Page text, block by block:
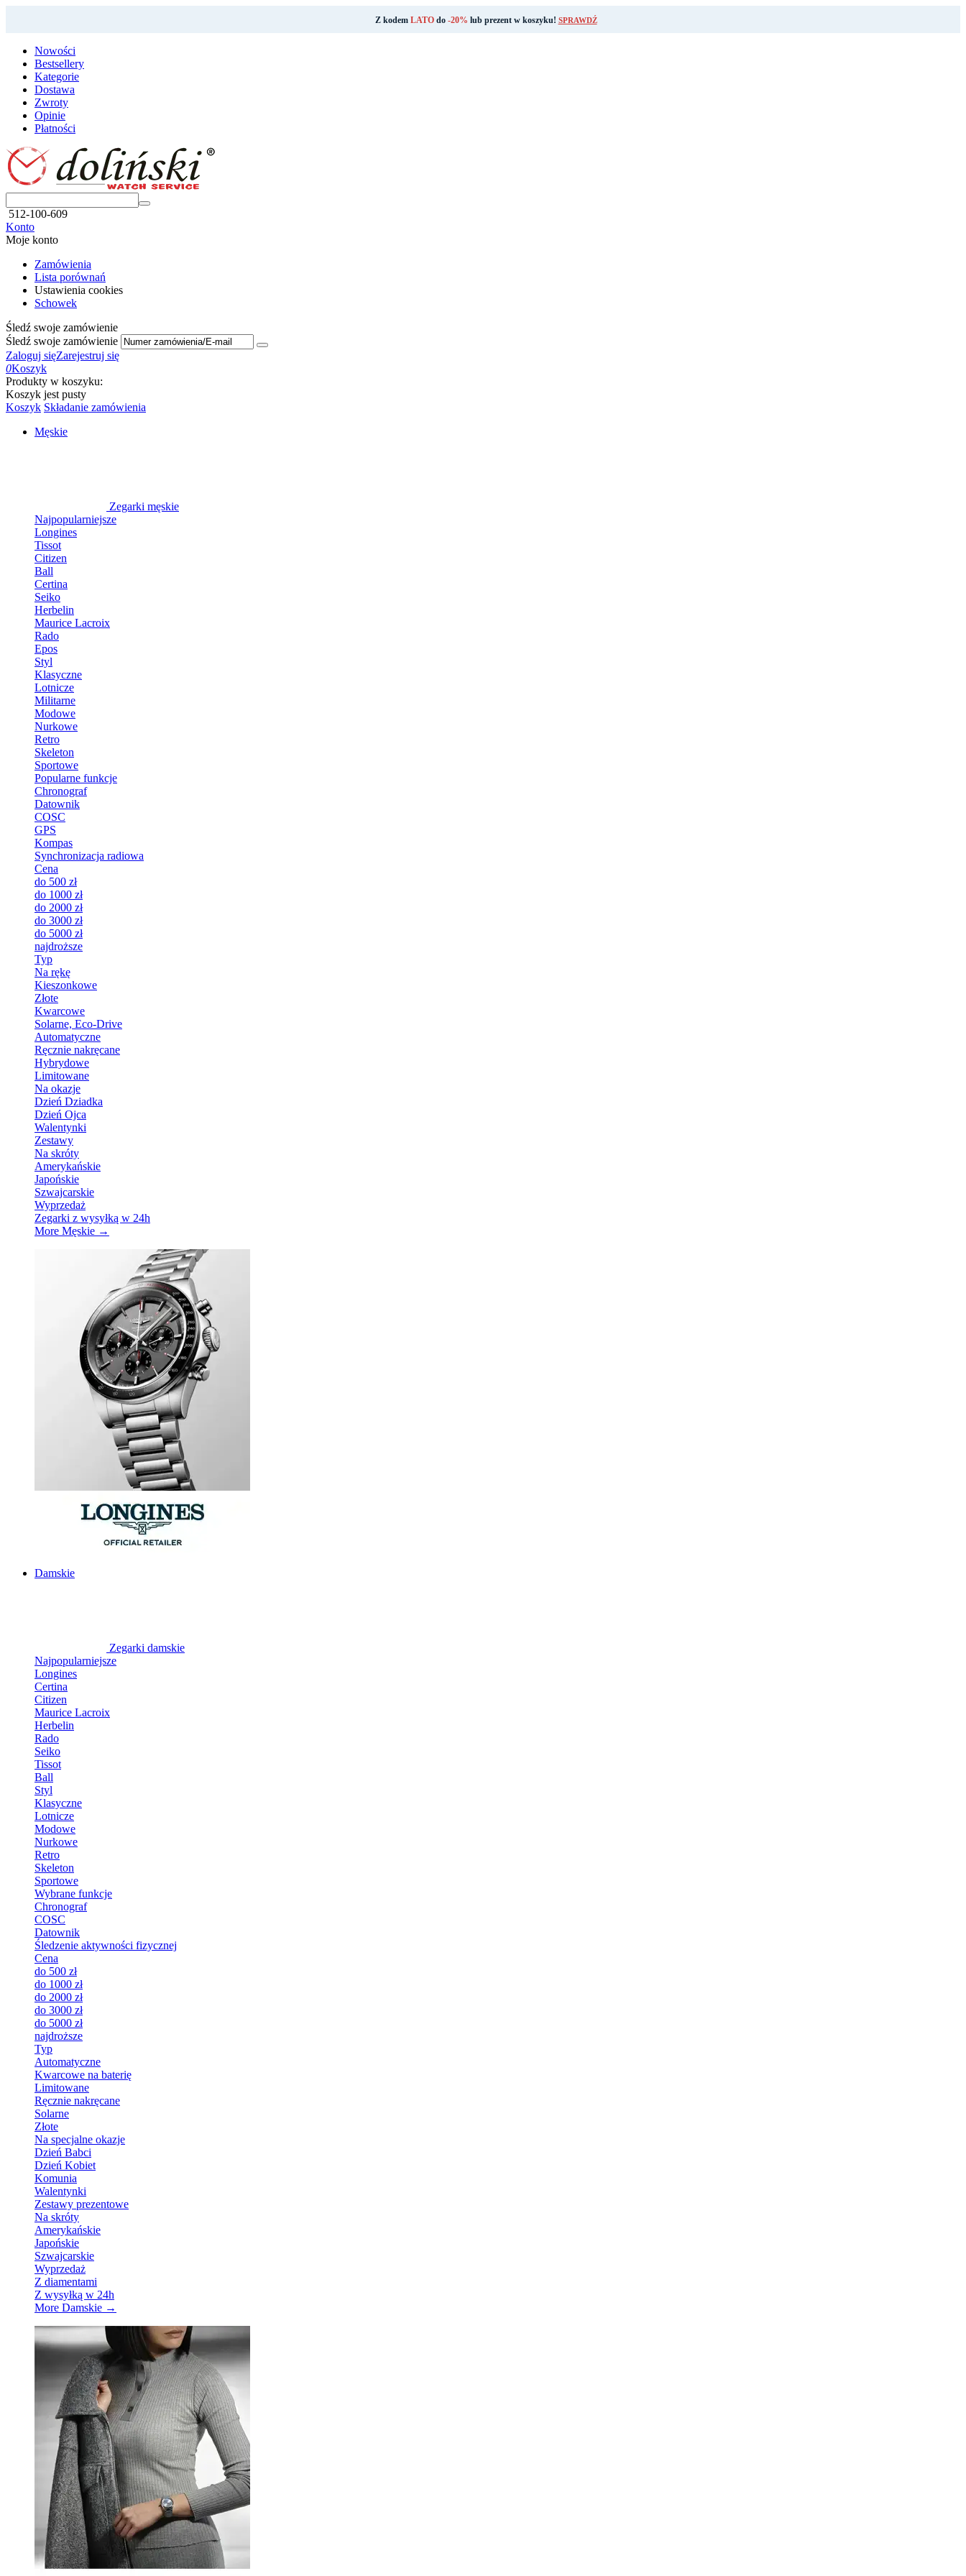
Z kodem LATOdo -20% lub prezent w koszyku! SPRAWDŹ
Nowości
Bestsellery
Kategorie
Dostawa
Zwroty
Opinie
Płatności
512-100-609
Konto
Moje konto
Zamówienia
Lista porównań
Ustawienia cookies
Schowek
Śledź swoje zamówienie
Śledź swoje zamówienie
Zaloguj sięZarejestruj się
0Koszyk
Produkty w koszyku:
Koszyk jest pusty
Koszyk Składanie zamówienia
Męskie
Zegarki męskie
Najpopularniejsze
Longines
Tissot
Citizen
Ball
Certina
Seiko
Herbelin
Maurice Lacroix
Rado
Epos
Styl
Klasyczne
Lotnicze
Militarne
Modowe
Nurkowe
Retro
Skeleton
Sportowe
Popularne funkcje
Chronograf
Datownik
COSC
GPS
Kompas
Synchronizacja radiowa
Cena
do 500 zł
do 1000 zł
do 2000 zł
do 3000 zł
do 5000 zł
najdroższe
Typ
Na rękę
Kieszonkowe
Złote
Kwarcowe
Solarne, Eco-Drive
Automatyczne
Ręcznie nakręcane
Hybrydowe
Limitowane
Na okazje
Dzień Dziadka
Dzień Ojca
Walentynki
Zestawy
Na skróty
Amerykańskie
Japońskie
Szwajcarskie
Wyprzedaż
Zegarki z wysyłką w 24h
More Męskie →
Damskie
Zegarki damskie
Najpopularniejsze
Longines
Certina
Citizen
Maurice Lacroix
Herbelin
Rado
Seiko
Tissot
Ball
Styl
Klasyczne
Lotnicze
Modowe
Nurkowe
Retro
Skeleton
Sportowe
Wybrane funkcje
Chronograf
COSC
Datownik
Śledzenie aktywności fizycznej
Cena
do 500 zł
do 1000 zł
do 2000 zł
do 3000 zł
do 5000 zł
najdroższe
Typ
Automatyczne
Kwarcowe na baterię
Limitowane
Ręcznie nakręcane
Solarne
Złote
Na specjalne okazje
Dzień Babci
Dzień Kobiet
Komunia
Walentynki
Zestawy prezentowe
Na skróty
Amerykańskie
Japońskie
Szwajcarskie
Wyprzedaż
Z diamentami
Z wysyłką w 24h
More Damskie →